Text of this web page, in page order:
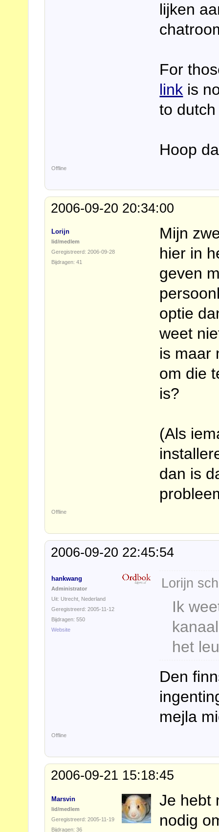
lijken
For
link is
to
Hoop
Offline
2006-09-20 20:34:00
Lorijn
lid/medlem
Geregistreerd: 2006-09-28
Bijdragen: 41
Mijn
hier in
geven
optie
weet
is maar
om die
is?
(Als
dan is
Offline
2006-09-20 22:45:54
hankwang
Administrator
Uit: Utrecht, Nederland
Geregistreerd: 2005-11-12
Bijdragen: 550
Website
Lorijn
Ik
het
Den
mejla
Offline
2006-09-21 15:18:45
Marsvin
lid/medlem
Geregistreerd: 2005-11-19
Bijdragen: 36
Je hebt
nodig